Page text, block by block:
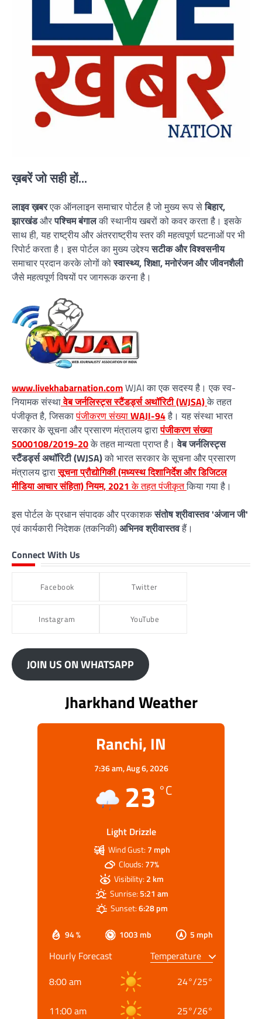
ख़बरें जो सही हों...
लाइव ख़बरएक ऑनलाइन समाचार पोर्टल है जो मुख्य रूप सेबिहार,
झारखंडऔरपश्चिम बंगालकी स्थानीय खबरों को कवर करता है। इसके
साथ ही, यह राष्ट्रीय और अंतरराष्ट्रीय स्तर की महत्वपूर्ण घटनाओं पर भी
रिपोर्ट करता है। इस पोर्टल का मुख्य उद्देश्यसटीक और विश्वसनीय
समाचार प्रदान करके लोगों कोस्वास्थ्य, शिक्षा, मनोरंजन और जीवनशैली
जैसे महत्वपूर्ण विषयों पर जागरूक करना है।
www.livekhabarnation.comWJAI का एक सदस्य है। एक स्व-
नियामक संस्थावेब जर्नलिस्ट्स स्टैंडर्ड्स अथॉरिटी (WJSA)के तहत
पंजीकृत है, जिसकापंजीकरण संख्याWAJI-94है। यह संस्था भारत
सरकार के सूचना और प्रसारण मंत्रालय द्वारापंजीकरण संख्या
S000108/2019-20के तहत मान्यता प्राप्त है।वेब जर्नलिस्ट्स
स्टैंडर्ड्स अथॉरिटी (WJSA)को भारत सरकार के सूचना और प्रसारण
मंत्रालय द्वारासूचना प्रौद्योगिकी (मध्यस्थ दिशानिर्देश और डिजिटल
मीडिया आचार संहिता) नियम, 2021 के तहत पंजीकृतकिया गया है।
इस पोर्टल के प्रधान संपादक और प्रकाशकसंतोष श्रीवास्तव 'अंजान जी'
एवं कार्यकारी निदेशक (तकनिकी)अभिनव श्रीवास्तवहैं।
Connect With Us
Facebook Twitter
Instagram YouTube
JOIN US ON WHATSAPP
Jharkhand Weather
Ranchi, IN
7:36 am,Aug 6, 2026
23 °C
Light Drizzle
94 % 1003 mb 5 mph
Wind Gust: 7 mph
Clouds:77%
Visibility:2 km
Sunrise:5:21 am
Sunset:6:28 pm
Hourly Forecast
8:00 am
24°/25°
11:00 am 25°/26°